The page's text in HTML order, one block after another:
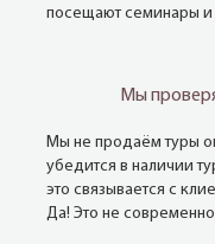
посещают семинары и
Мы
Мы не продаём туры
убедится в наличии
это связывается с
Да! Это не